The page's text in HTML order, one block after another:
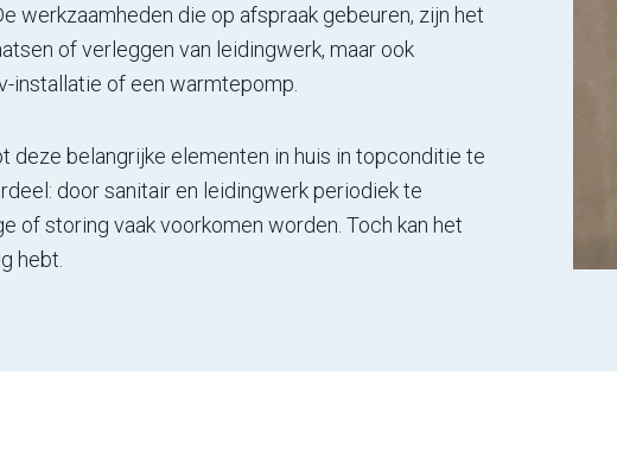
werkzaamheden die op afspraak gebeuren, zijn het
of verleggen van leidingwerk, maar ook
installatie of een warmtepomp.
deze belangrijke elementen in huis in topconditie te
door sanitair en leidingwerk periodiek te
of storing vaak voorkomen worden. Toch kan het
hebt.